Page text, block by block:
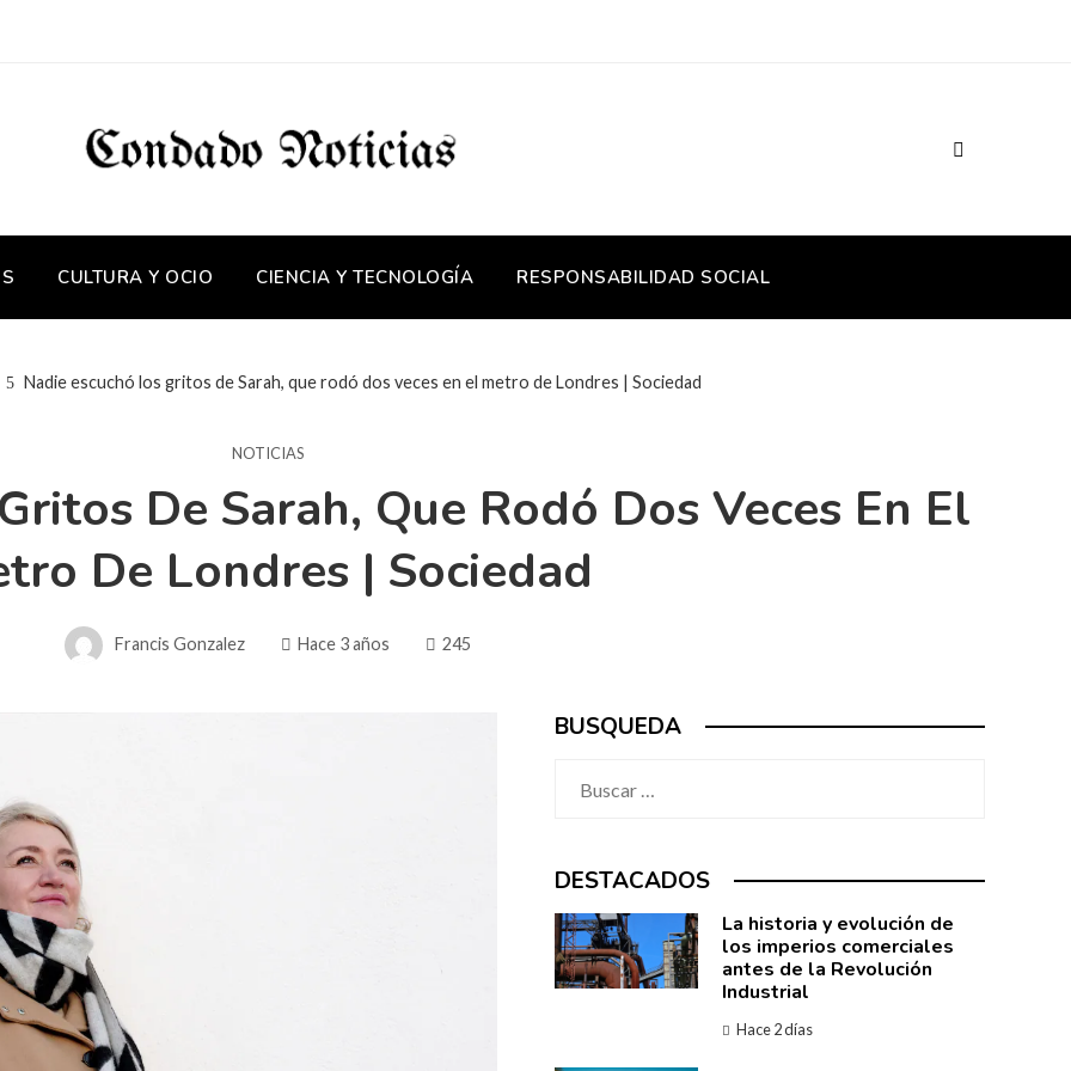
CULTURA Y OCIO CIENCIA Y TECNOLOGÍA RESPONSABILIDAD SOCIAL
Nadie escuchó los gritos de Sarah, que rodó dos veces en el metro de Londres | Sociedad
NOTICIAS
De Sarah, Que Rodó Dos Veces En El
De Londres | Sociedad
Francis Gonzalez Hace 3 años 245
BUSQUEDA
DESTACADOS
La historia y evolución de
los imperios comerciales
antes de la Revolución
Industrial
Hace 2 días